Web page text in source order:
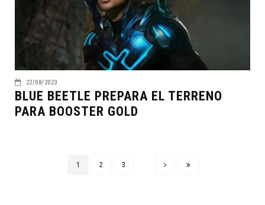
22/08/2023
BLUE BEETLE PREPARA EL TERRENO
PARA BOOSTER GOLD
1 2 3